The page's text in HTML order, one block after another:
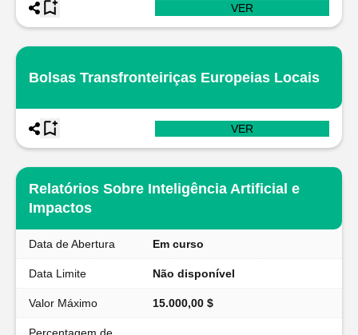
VER
Bolsas Transfronteiriças Europeias Locais
VER
Relatórios Sobre Inteligência Artificial e
Impactos
Data de Abertura Em curso
Data Limite Não disponível
Valor Máximo 15.000,00 $